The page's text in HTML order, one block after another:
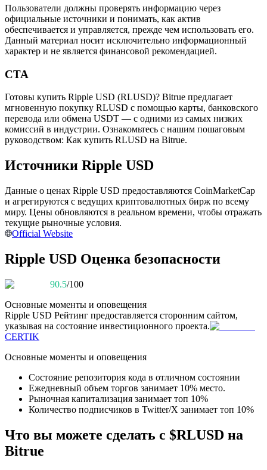
Высокая прибыль и мгновенный доступ
Launchpool
Эксклюзивные инвестиции для владельцев BTR
Пользователи должны проверять информацию через
официальные источники и понимать, как актив
обеспечивается и управляется, прежде чем использовать его.
Данный материал носит исключительно информационный
характер и не является финансовой рекомендацией.
CTA
Готовы купить Ripple USD (RLUSD)? Bitrue предлагает
мгновенную покупку RLUSD с помощью карты, банковского
перевода или обмена USDT — с одними из самых низких
комиссий в индустрии. Ознакомьтесь с нашим пошаговым
руководством: Как купить RLUSD на Bitrue.
Источники Ripple USD
Данные о ценах Ripple USD предоставляются CoinMarketCap
и агрегируются с ведущих криптовалютных бирж по всему
миру. Цены обновляются в реальном времени, чтобы отражать
текущие рыночные условия.
Official Website
Ripple USD Оценка безопасности
90.5/100
Основные моменты и оповещения
Ripple USD Рейтинг предоставляется сторонним сайтом,
указывая на состояние инвестиционного проекта.
CERTIK
Основные моменты и оповещения
Состояние репозитория кода в отличном состоянии
Ежедневный объем торгов занимает 10% место.
Рыночная капитализация занимает топ 10%
Количество подписчиков в Twitter/X занимает топ 10%
Что вы можете сделать с $RLUSD на
Bitrue